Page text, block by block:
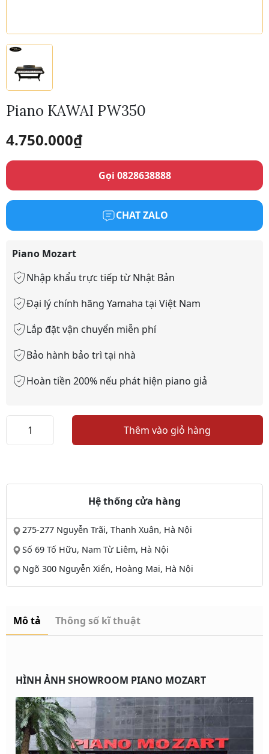
Piano KAWAI PW350
4.750.000₫
Gọi 0828638888
CHAT ZALO
Piano Mozart
Nhập khẩu trực tiếp từ Nhật Bản
Đại lý chính hãng Yamaha tại Việt Nam
Lắp đặt vận chuyển miễn phí
Bảo hành bảo trì tại nhà
Hoàn tiền 200% nếu phát hiện piano giả
KAWAI
Thêm vào giỏ hàng
Hệ thống cửa hàng
275-277 Nguyễn Trãi, Thanh Xuân, Hà Nội
Số 69 Tố Hữu, Nam Từ Liêm, Hà Nội
Ngõ 300 Nguyễn Xiển, Hoàng Mai, Hà Nội
Mô tả Thông số kĩ thuật
HÌNH ẢNH SHOWROOM PIANO MOZART